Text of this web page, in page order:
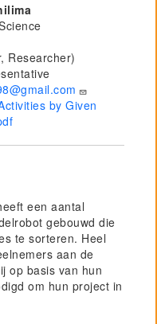
Researcher)
by Given
een aantal
gebouwd die
te sorteren. Heel
aan de
op basis van hun
om hun project in